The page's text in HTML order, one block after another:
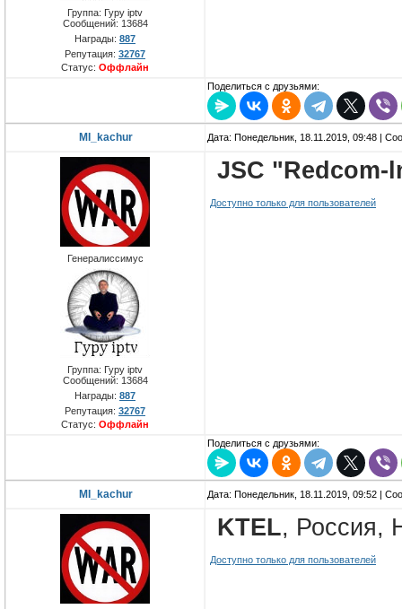
Группа: Гуру iptv
Сообщений: 13684
Награды: 887
Репутация: 32767
Статус: Оффлайн
Поделиться с друзьями:
MI_kachur Дата: Понедельник, 18.11.2019, 09:48 |
Генералиссимус
Группа: Гуру iptv
Сообщений: 13684
Награды: 887
Репутация: 32767
Статус: Оффлайн
JSC "Redcom-
Доступно только для пользователей
Поделиться с друзьями:
MI_kachur Дата: Понедельник, 18.11.2019, 09:52 |
KTEL, Россия,
Доступно только для пользователей